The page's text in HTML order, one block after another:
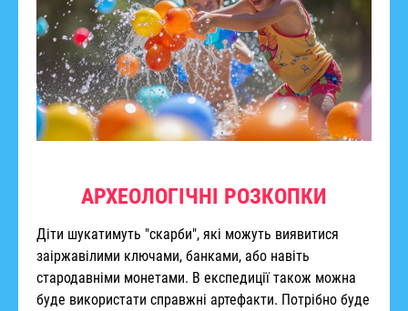
АРХЕОЛОГІЧНІ РОЗКОПКИ
Діти шукатимуть "скарби", які можуть виявитися
заіржавілими ключами, банками, або навіть
стародавніми монетами. В експедиції також можна
буде використати справжні артефакти. Потрібно буде